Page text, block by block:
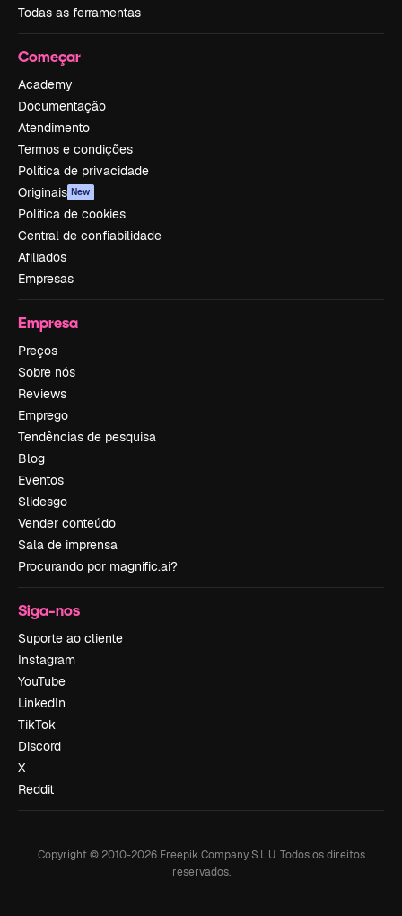
Todas as ferramentas
Começar
Academy
Documentação
Atendimento
Termos e condições
Política de privacidade
Originais New
Política de cookies
Central de confiabilidade
Afiliados
Empresas
Empresa
Preços
Sobre nós
Reviews
Emprego
Tendências de pesquisa
Blog
Eventos
Slidesgo
Vender conteúdo
Sala de imprensa
Procurando por magnific.ai?
Siga-nos
Suporte ao cliente
Instagram
YouTube
LinkedIn
TikTok
Discord
X
Reddit
Copyright © 2010-2026Freepik Company S.L.U. Todos os direitos
reservados.